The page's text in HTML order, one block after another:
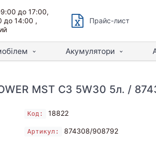
до 17:00,
до 14:00 ,
Прайс-лист
Акумулятори
MST C3 5W30 5л. /
Код: 18822
Артикул: 874308/908792